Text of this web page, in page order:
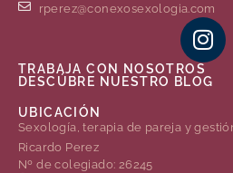
rperez@conexosexologia.com
TRABAJA CON NOSOTROS
DESCÚBRE NUESTRO BLOG
UBICACIÓN
Sexología, terapia de pareja y
Ricardo Perez
Nº de colegiado: 26245